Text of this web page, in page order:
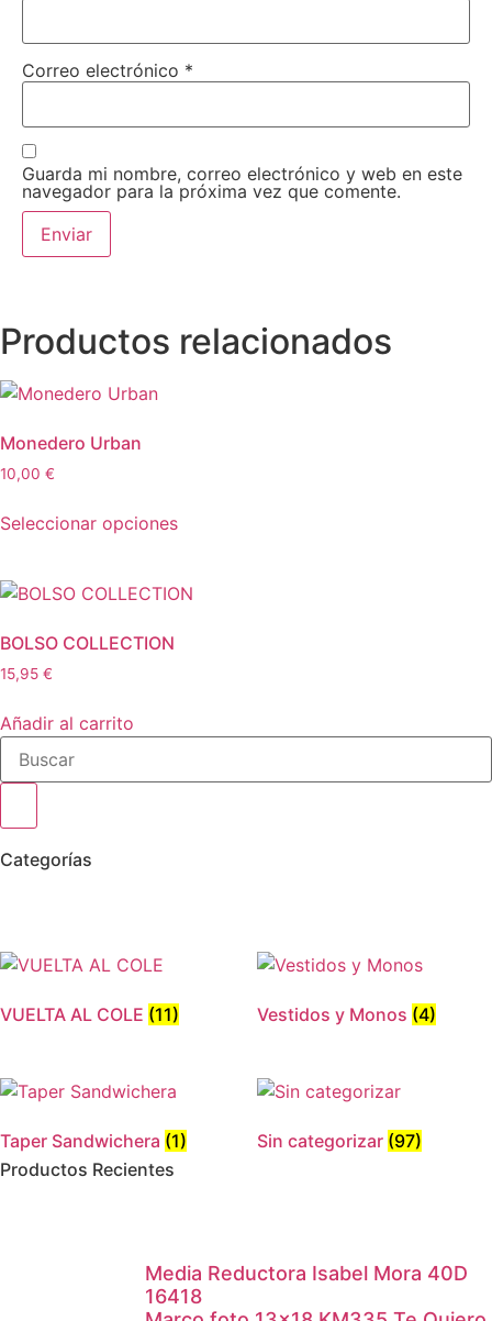
Correo electrónico *
Guarda mi nombre, correo electrónico y web en este
navegador para la próxima vez que comente.
Productos relacionados
Monedero Urban
10,00 €
Seleccionar opciones
BOLSO COLLECTION
15,95 €
Añadir al carrito
Categorías
VUELTA AL COLE (11) Vestidos y Monos (4)
Taper Sandwichera (1) Sin categorizar (97)
Productos Recientes
Media Reductora Isabel Mora 40D
16418